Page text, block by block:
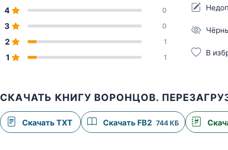
4 0
3 0
2 1
1 1 В
СКАЧАТЬ КНИГУ ВОРОНЦОВ.
Скачать TXT Скачать FB2 744 КБ